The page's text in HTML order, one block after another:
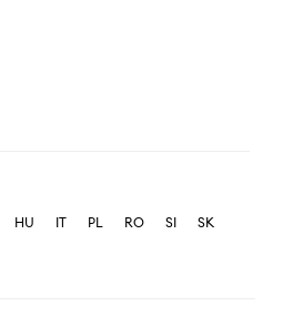
HU IT PL RO SI
SK